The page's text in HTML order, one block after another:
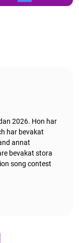
2026. Hon har
har bevakat
annat
bevakat stora
song contest